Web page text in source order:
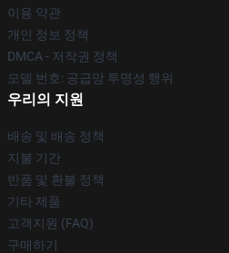
이용 약관
개인 정보 정책
DMCA - 저작권 정책
모델 번호: 공급망 투명성 행위
우리의 지원
배송 및 배송 정책
지불 기간
반품 및 환불 정책
기타 제품
고객지원 (FAQ)
구매하기